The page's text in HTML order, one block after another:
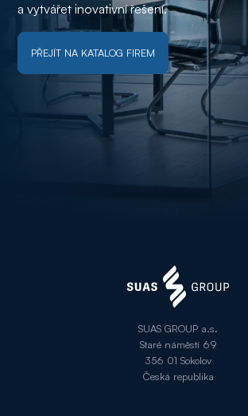
a vytvářet inovativní řešení.
PŘEJÍT NA KATALOG FIREM
SUAS GROUP a.s.
Staré náměstí 69
356 01 Sokolov
Česká republika